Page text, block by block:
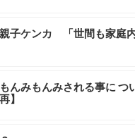
子ケンカ 「世間も家庭
んみもんみされる事に つ
】